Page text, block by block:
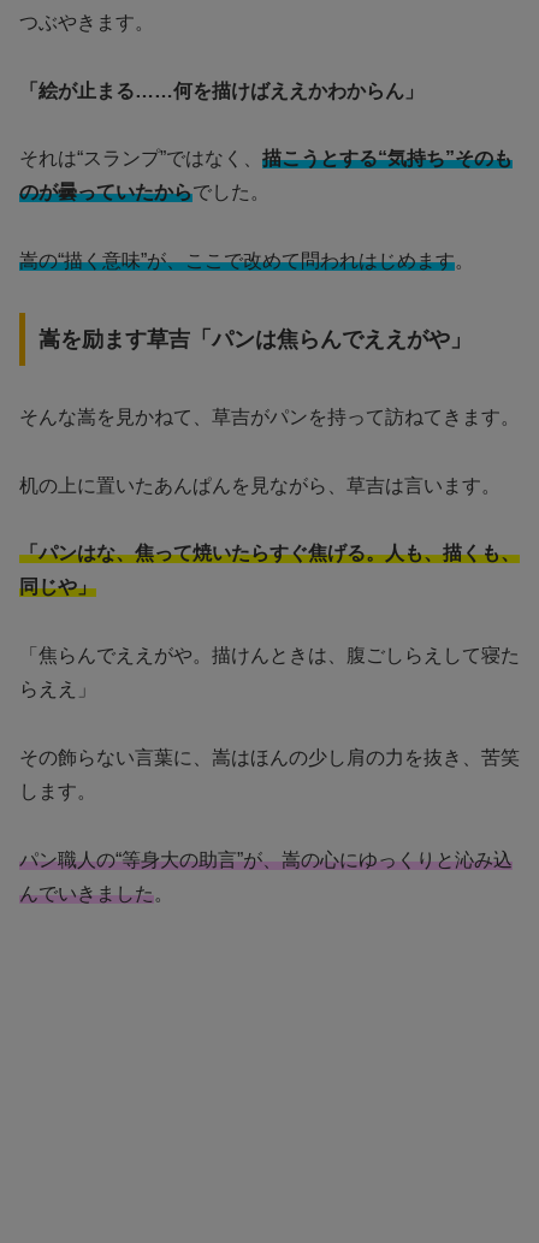
つぶやきます。
「絵が止まる……何を描けばええかわからん」
それは“スランプ”ではなく、 描こうとする“気持ち”そのも
のが曇っていたからでした。
嵩の“描く意味”が、ここで改めて問われはじめます。
嵩を励ます草吉「パンは焦らんでええがや」
そんな嵩を見かねて、草吉がパンを持って訪ねてきます。
机の上に置いたあんぱんを見ながら、草吉は言います。
「パンはな、焦って焼いたらすぐ焦げる。人も、描くも、
同じや」
「焦らんでええがや。描けんときは、腹ごしらえして寝た
らええ」
その飾らない言葉に、嵩はほんの少し肩の力を抜き、苦笑
します。
パン職人の“等身大の助言”が、嵩の心にゆっくりと沁み込
んでいきました。